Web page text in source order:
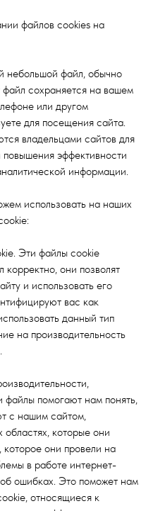
файлов cookies на
небольшой файл, обычно
сохраняется на вашем
или другом
для посещения сайта.
владельцами сайтов для
эффективности
информации.
использовать на наших
Эти файлы cookie
они позволят
и использовать его
вас как
данный тип
на производительность
файлы помогают нам понять,
с нашим сайтом,
которые они
которое они провели на
в работе интернет-
ошибках. Это поможет нам
относящиеся к